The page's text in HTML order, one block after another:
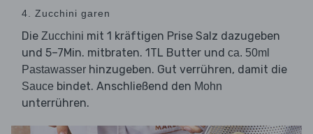
4. Zucchini garen
Die Zucchini mit 1 kräftigen Prise Salz dazugeben
und 5–7Min. mitbraten. 1TL Butter und ca. 50ml
Pastawasser hinzugeben. Gut verrühren, damit die
Sauce bindet. Anschließend den Mohn
unterrühren.